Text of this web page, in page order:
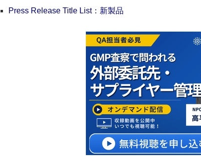
Press Release Title List：新製品